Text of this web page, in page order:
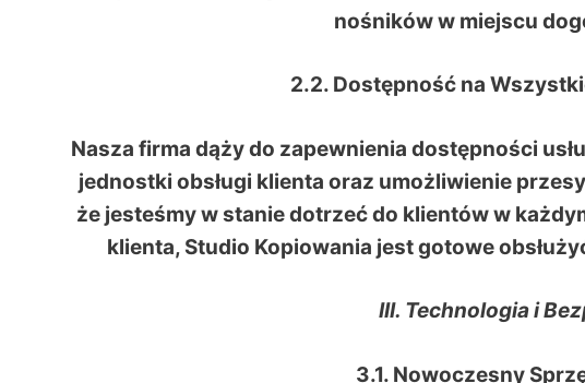
nośników w miejscu
2.2. Dostępność na
Nasza firma dąży do zapewnienia dostępności
jednostki obsługi klienta oraz umożliwienie
że jesteśmy w stanie dotrzeć do klientów w
klienta, Studio Kopiowania jest gotowe
III. Technologia i
3.1. Nowoczesny